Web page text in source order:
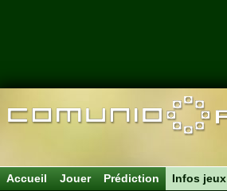
Accueil Jouer Prédiction
Infos jeux